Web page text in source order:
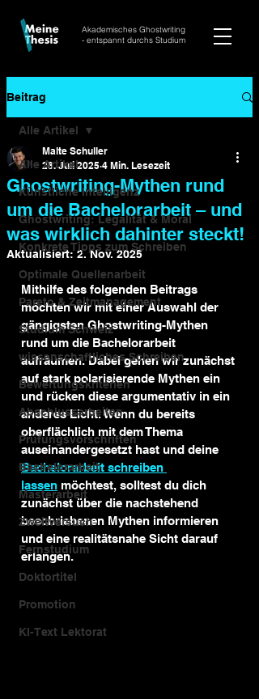
Akademisches Ghostwriting
- entspannt durchs Studium
Beitrag
Alle Artikel
Künstliche Intelligenz
Ghostwriting: Legalität & Moral
Konkrete Tipps zum Schreiben
Optimale Quellenarbeit
Pareto & Zeitmanagement
Studium Schweiz
wissenschaftliches Schreiben
Bewertungskriterien
Abschlussarbeiten
Prüfungsvorschriften
Bachelorarbeit
Masterarbeit
Zweitversuch
Fernstudium
Doktortitel
Promotion
KI-Text Lektorat
Alle Artikel
Ghostwriting-Mythen rund
um die Bachelorarbeit – und
was wirklich dahinter steckt!
Malte Schuller
28. Juli 2025 4 Min. Lesezeit
Aktualisiert:2. Nov. 2025
Mithilfe des folgenden Beitrags
möchten wir mit einer Auswahl der
gängigsten Ghostwriting-Mythen
rund um die Bachelorarbeit
aufräumen. Dabei gehen wir zunächst
auf stark polarisierende Mythen ein
und rücken diese argumentativ in ein
anderes Licht. Wenn du bereits
oberflächlich mit dem Thema
auseinandergesetzt hast und deine
Bachelorarbeit schreiben
lassen möchtest, solltest du dich
zunächst über die nachstehend
beschriebenen Mythen informieren
und eine realitätsnahe Sicht darauf
erlangen.